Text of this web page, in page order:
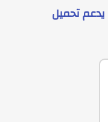
يدعمتحميل